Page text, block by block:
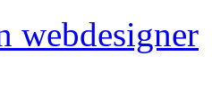
webdesigner